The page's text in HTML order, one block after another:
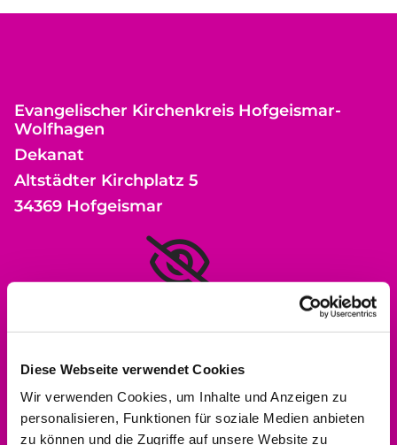
Diese Webseite verwendet Cookies
Wir verwenden Cookies, um Inhalte und Anzeigen zu
personalisieren, Funktionen für soziale Medien anbieten
zu können und die Zugriffe auf unsere Website zu
Evangelischer Kirchenkreis Hofgeismar-
Wolfhagen
Dekanat
Altstädter Kirchplatz 5
34369 Hofgeismar
Bitte akzeptieren Sie Marketing-Cookies,